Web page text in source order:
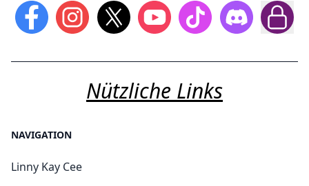
Nützliche Links
NAVIGATION
Linny Kay Cee